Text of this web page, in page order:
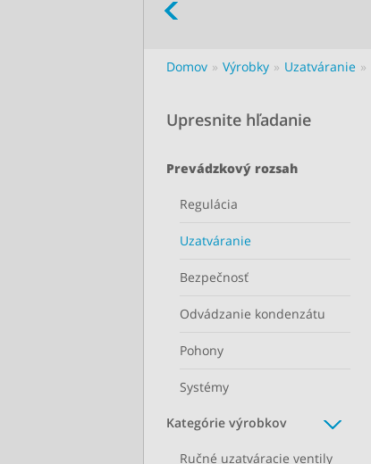
Domov Výrobky Uzatváranie
Upresnite hľadanie
Prevádzkový rozsah
Regulácia
Uzatváranie
Bezpečnosť
Odvádzanie kondenzátu
Pohony
Systémy
Kategórie výrobkov
Ručné uzatváracie ventily